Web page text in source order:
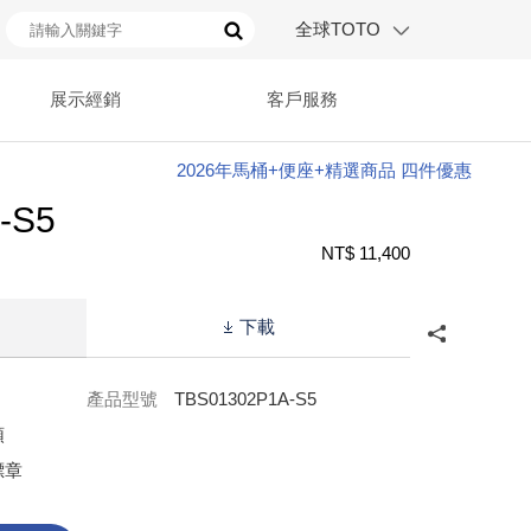
全球TOTO
展示經銷 客戶服務
2026年馬桶+便座+精選商品 四件優惠
S5
NT$ 11,400
下載
產品型號
TBS01302P1A-S5
章